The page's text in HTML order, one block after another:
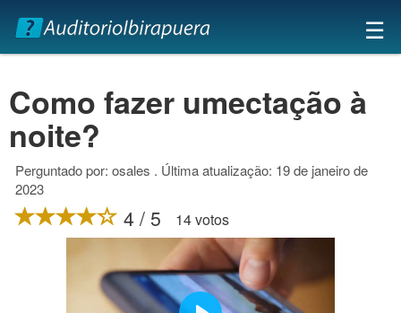
×
☰
Como fazer umectação à
noite?
Perguntado por: osales . Última atualização: 19 de janeiro de
2023
4 / 5 14 votos